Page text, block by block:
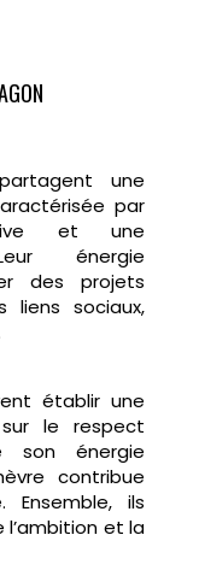
une
par
et une
énergie
des projets
liens sociaux,
établir une
le respect
son énergie
contribue
Ensemble, ils
et la